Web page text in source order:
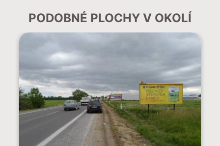
PODOBNÉ PLOCHY V OKOLÍ